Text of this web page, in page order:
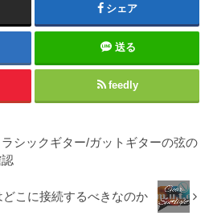
シェア
送る
feedly
ラシックギター/ガットギターの弦の
どこに接続するべきなのか